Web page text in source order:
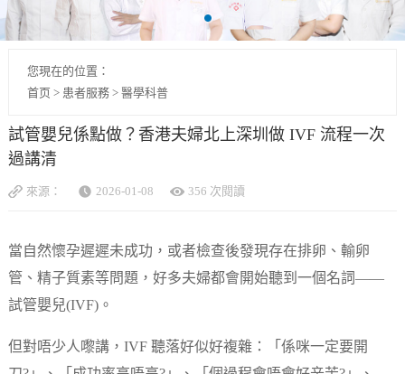
您現在的位置：
首页 > 患者服務> 醫學科普
試管嬰兒係點做？香港夫婦北上深圳做 IVF 流程一次
過講清
來源： 2026-01-08 356 次閱讀
當自然懷孕遲遲未成功，或者檢查後發現存在排卵、輸卵
管、精子質素等問題，好多夫婦都會開始聽到一個名詞——
試管嬰兒(IVF)。
但對唔少人嚟講，IVF 聽落好似好複雜：「係咪一定要開